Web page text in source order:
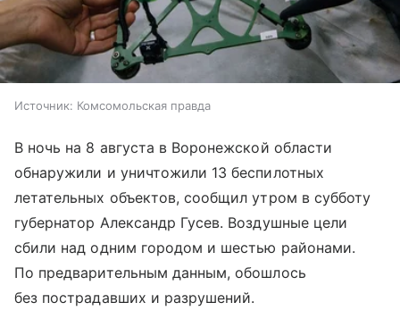
Источник: Комсомольская правда
В ночь на 8 августа в Воронежской области
обнаружили и уничтожили 13 беспилотных
летательных объектов, сообщил утром в субботу
губернатор Александр Гусев. Воздушные цели
сбили над одним городом и шестью районами.
По предварительным данным, обошлось
без пострадавших и разрушений.